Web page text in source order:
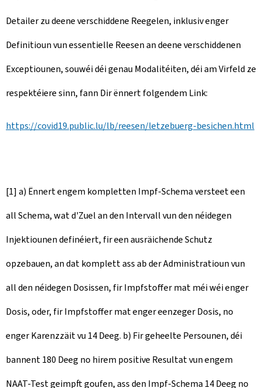
Detailer zu deene verschiddene Reegelen, inklusiv enger
Definitioun vun essentielle Reesen an deene verschiddenen
Exceptiounen, souwéi déi genau Modalitéiten, déi am Virfeld ze
respektéiere sinn, fann Dir ënnert folgendem Link:
https://covid19.public.lu/lb/reesen/letzebuerg-besichen.html
[1] a) Ënnert engem kompletten Impf-Schema versteet een
all Schema, wat d'Zuel an den Intervall vun den néidegen
Injektiounen definéiert, fir een ausräichende Schutz
opzebauen, an dat komplett ass ab der Administratioun vun
all den néidegen Dosissen, fir Impfstoffer mat méi wéi enger
Dosis, oder, fir Impfstoffer mat enger eenzeger Dosis, no
enger Karenzzäit vu 14 Deeg. b) Fir geheelte Persounen, déi
bannent 180 Deeg no hirem positive Resultat vun engem
NAAT-Test geimpft goufen, ass den Impf-Schema 14 Deeg no